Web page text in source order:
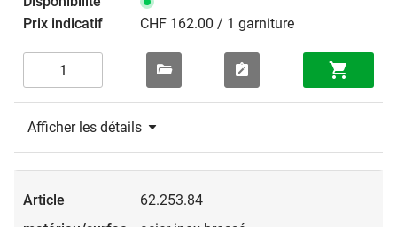
CHF 162.00 / 1 garniture
Afficher les détails
62.253.84